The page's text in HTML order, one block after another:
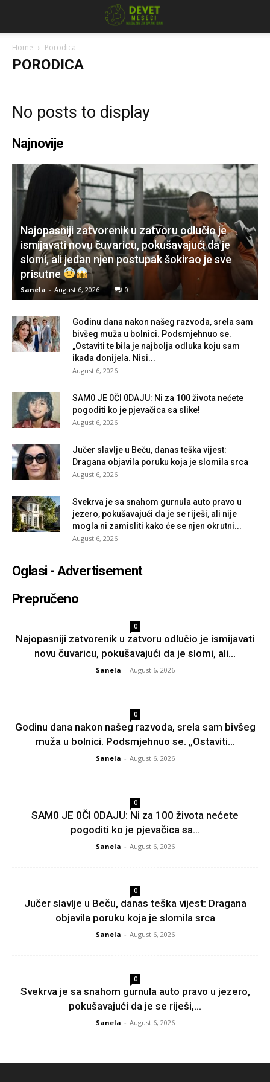
Home Porodica
PORODICA
No posts to display
Najnovije
Najopasniji zatvorenik u zatvoru odlučio je
ismijavati novu čuvaricu, pokušavajući da je
slomi, ali jedan njen postupak šokirao je sve
prisutne
Sanela - August 6, 2026 0
Godinu dana nakon našeg razvoda, srela sam
bivšeg muža u bolnici. Podsmjehnuo se.
„Ostaviti te bila je najbolja odluka koju sam
ikada donijela. Nisi...
August 6, 2026
SAM0 JE 0Čl 0DAJU: Ni za 100 života nećete
pogoditi ko je pjevačica sa slike!
August 6, 2026
Jučer slavlje u Beču, danas teška vijest:
Dragana objavila poruku koja je slomila srca
August 6, 2026
Svekrva je sa snahom gurnula auto pravo u
jezero, pokušavajući da je se riješi, ali nije
mogla ni zamisliti kako će se njen okrutni...
August 6, 2026
Oglasi - Advertisement
Prepručeno
0
Najopasniji zatvorenik u zatvoru odlučio je ismijavati
novu čuvaricu, pokušavajući da je slomi, ali...
Sanela - August 6, 2026
0
Godinu dana nakon našeg razvoda, srela sam bivšeg
muža u bolnici. Podsmjehnuo se. „Ostaviti...
Sanela - August 6, 2026
0
SAM0 JE 0Čl 0DAJU: Ni za 100 života nećete
pogoditi ko je pjevačica sa...
Sanela - August 6, 2026
0
Jučer slavlje u Beču, danas teška vijest: Dragana
objavila poruku koja je slomila srca
Sanela - August 6, 2026
0
Svekrva je sa snahom gurnula auto pravo u jezero,
pokušavajući da je se riješi,...
Sanela - August 6, 2026